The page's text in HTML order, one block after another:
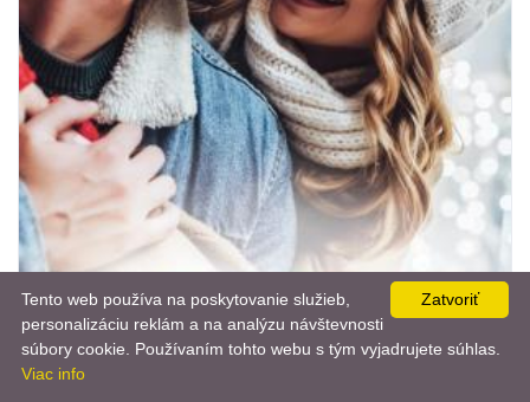
📨
Zatvoriť
Tento web používa na poskytovanie služieb,
personalizáciu reklám a na analýzu návštevnosti
súbory cookie. Používaním tohto webu s tým vyjadrujete súhlas.
Viac info